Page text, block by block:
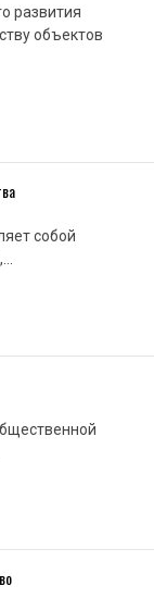
развития
объектов
собой